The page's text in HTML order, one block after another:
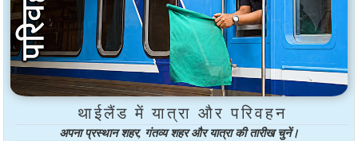
थाईलैंड में यात्रा और परिवहन
अपना प्रस्थान शहर, गंतव्य शहर और यात्रा की तारीख चुनें।